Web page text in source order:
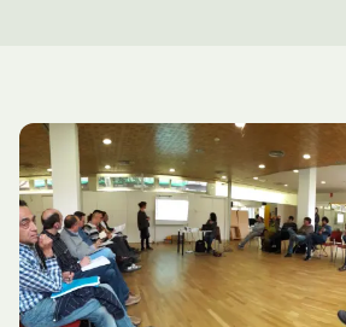
Idioma: ES GL EU